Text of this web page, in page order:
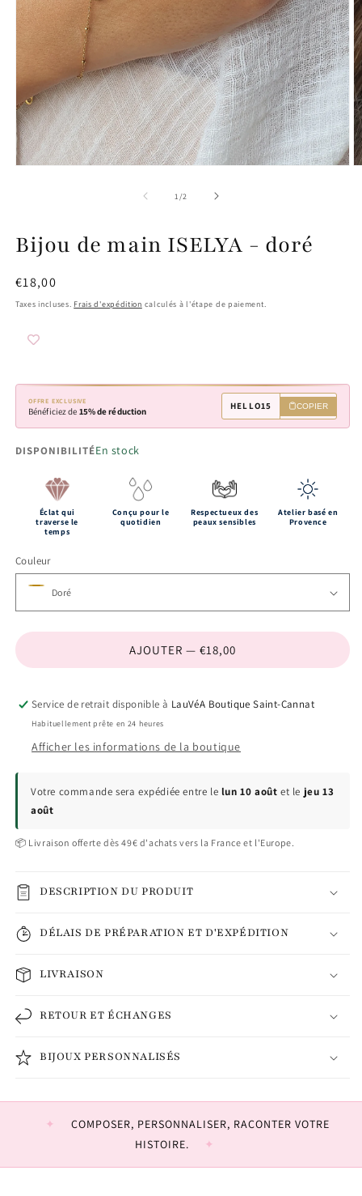
fenêtre
modale
1/de2
Bijou de main ISELYA - doré
Prix
habituel
€18,00
Taxes incluses. Frais d'expédition calculés à l'étape de paiement.
OFFRE EXCLUSIVE
Bénéficiez de 15% de réduction HELLO15 COPIER
DISPONIBILITÉEn stock
Éclat qui
traverse le
temps
Conçu pour le
quotidien
Respectueux des
peaux sensibles
Atelier basé en
Provence
Couleur
AJOUTER — €18,00
Service de retrait disponible à LauVéA Boutique Saint-Cannat
Habituellement prête en 24 heures
Afficher les informations de la boutique
Votre commande sera expédiée entre le lun 10 août et le jeu 13
août
📦 Livraison offerte dès 49€ d'achats vers la France et l'Europe.
DESCRIPTION DU PRODUIT
DÉLAIS DE PRÉPARATION ET D'EXPÉDITION
LIVRAISON
RETOUR ET ÉCHANGES
BIJOUX PERSONNALISÉS
COMPOSER, PERSONNALISER, RACONTER VOTRE
HISTOIRE.